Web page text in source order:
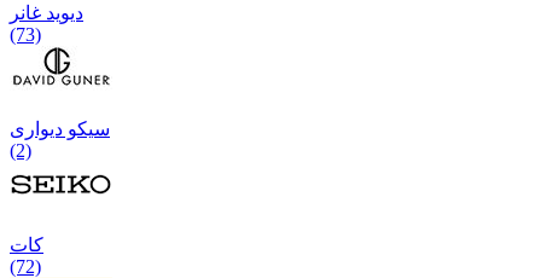
دیوید غانر
(73)
سیکو دیواری
(2)
كات
(72)